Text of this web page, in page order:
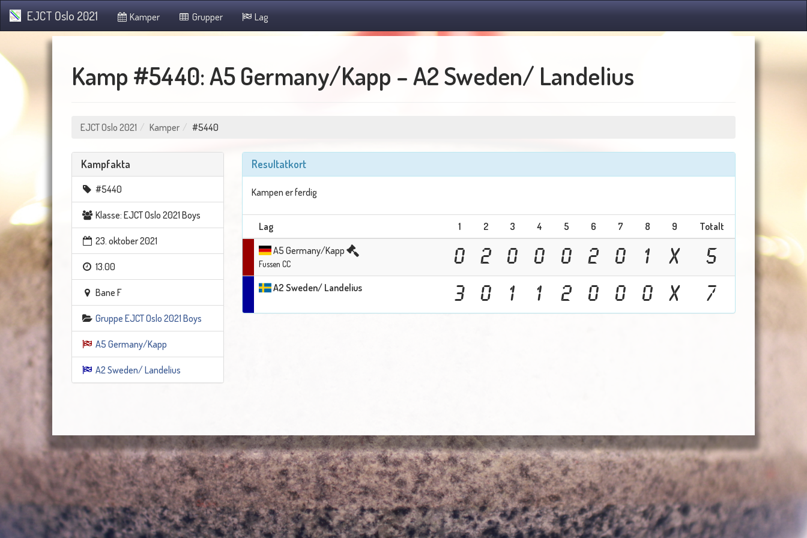
EJCT Oslo 2021 Kamper Grupper Lag
Kamp #5440: A5 Germany/Kapp – A2 Sweden/ Landelius
EJCT Oslo 2021 Kamper #5440
Kampfakta
#5440
Klasse: EJCT Oslo 2021 Boys
23. oktober 2021
13.00
Bane F
Gruppe EJCT Oslo 2021 Boys
A5 Germany/Kapp
A2 Sweden/ Landelius
Resultatkort
Kampen er ferdig
Lag 1 2 3 4 5 6 7 8 9
Totalt
A5 Germany/Kapp
Fussen CC 0 2 0 0 0 2 0 1 X 5
A2 Sweden/ Landelius 3 0 1 1 2 0 0 0 X 7